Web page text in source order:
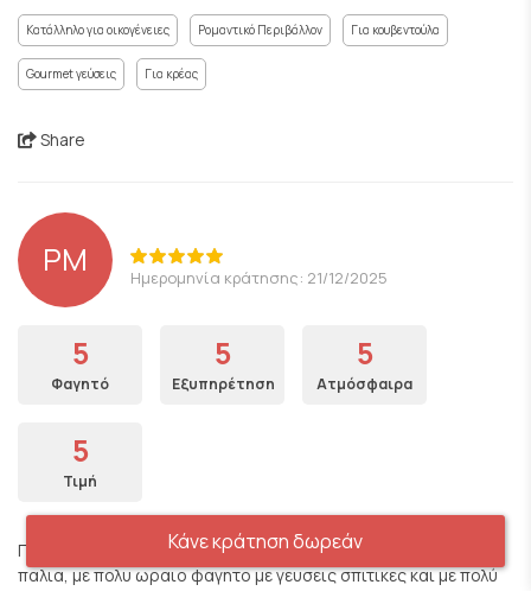
Κατάλληλο για οικογένειες Ρομαντικό Περιβάλλον Για κουβεντούλα
Gourmet γεύσεις Για κρέας
Share
PM Ημερομηνία κράτησης: 21/12/2025
5
Φαγητό
5
Εξυπηρέτηση
5
Ατμόσφαιρα
5
Τιμή
Προκειται για ενα ομορφο χώρο που σου θυμιζει κατι απο τα
παλια, με πολυ ωραιο φαγητο με γευσεις σπιτικες και με πολύ
Κάνε κράτηση δωρεάν